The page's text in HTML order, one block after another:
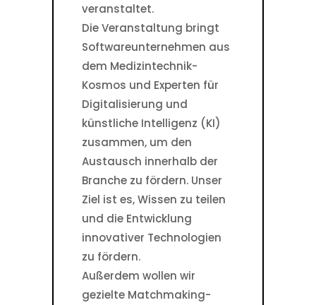
veranstaltet.
Die Veranstaltung bringt
Softwareunternehmen aus
dem Medizintechnik-
Kosmos und Experten für
Digitalisierung und
künstliche Intelligenz (KI)
zusammen, um den
Austausch innerhalb der
Branche zu fördern. Unser
Ziel ist es, Wissen zu teilen
und die Entwicklung
innovativer Technologien
zu fördern.
Außerdem wollen wir
gezielte Matchmaking-